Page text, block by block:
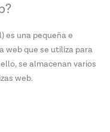
es una pequeña e
web que se utiliza para
se almacenan varios
web.